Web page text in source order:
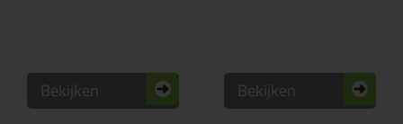
Bekijken Bekijken